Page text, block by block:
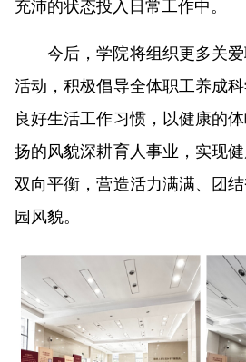
充沛的状态投入日常工作中。
今后，学院将组织更多关
活动，积极倡导全体职工养成
良好生活工作习惯，以健康的
扬的风貌深耕育人事业，实现
双向平衡，营造活力满满、团
园风貌。